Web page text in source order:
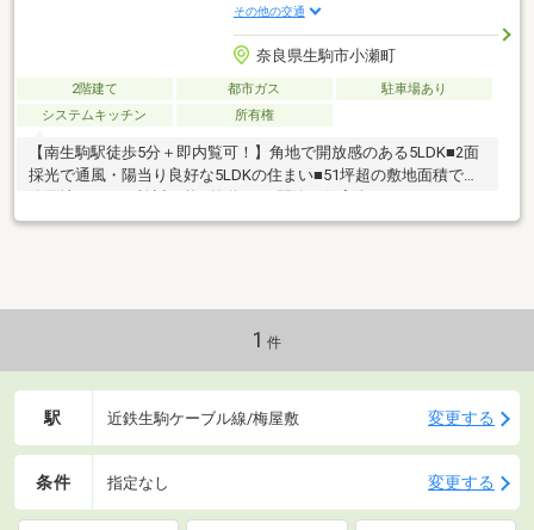
その他の交通
奈良県生駒市小瀬町
2階建て 都市ガス
駐車場あり
システムキッチン
所有権
【南生駒駅徒歩5分＋即内覧可！】角地で開放感のある5LDK■2面
採光で通風・陽当り良好な5LDKの住まい■51坪超の敷地面積で建
1 件
駅 近鉄生駒ケーブル線/梅屋敷 変更する
条件 指定なし 変更する